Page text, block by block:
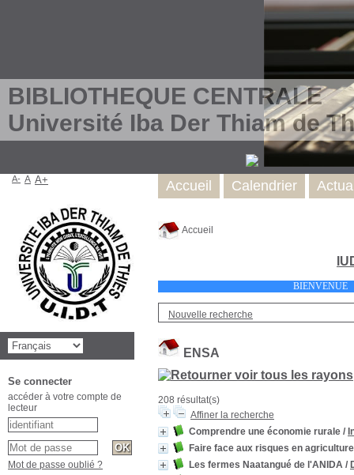
BIBLIOTHEQUE CENTRALE
Université Iba Der Thiam de
Accueil
Nouvelle recherche
ENSA
208 résultat(s)
Affiner la recherche
Comprendre une économie rurale /
Faire face aux risques en agriculture
Les fermes Naatangué de l'ANIDA /
Accueil Calendrier
A- A A+
Se connecter
accéder à votre compte de
lecteur
Mot de passe oublié ?